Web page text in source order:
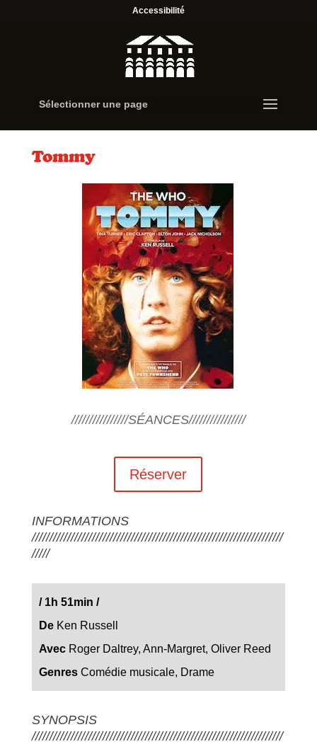
Accessibilité
Sélectionner une page
Tommy
////////////////SÉANCES////////////////
Réserver
INFORMATIONS
///////////////////////////////////////////////////////////////////////
/////
/1h 51min /
DeKen Russell
AvecRoger Daltrey, Ann-Margret, Oliver Reed
GenresComédie musicale, Drame
SYNOPSIS
///////////////////////////////////////////////////////////////////////